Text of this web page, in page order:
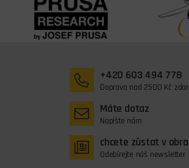
+420 603 494 778
Doprava nad 2500 Kč
Máte dotaz
Napište nám
chcete zůstat v
Odebírejte náš newsletter